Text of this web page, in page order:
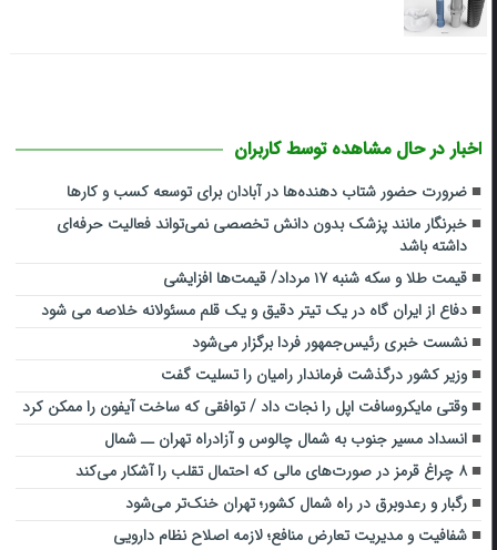
اخبار در حال مشاهده توسط کاربران
ضرورت حضور شتاب ‌دهنده‌ها در آبادان برای توسعه کسب‌ و کارها
خبرنگار مانند پزشک بدون دانش تخصصی نمی‌تواند فعالیت حرفه‌ای
داشته باشد
قیمت طلا و سکه شنبه ۱۷ مرداد/ قیمت‌ها افزایشی
دفاع از ایران گاه در یک تیتر دقیق و یک قلم مسئولانه خلاصه می شود
نشست خبری رئیس‌جمهور فردا برگزار می‌شود
وزیر کشور درگذشت فرماندار رامیان را تسلیت گفت
وقتی مایکروسافت اپل را نجات داد / توافقی که ساخت آیفون را ممکن کرد
انسداد مسیر جنوب به شمال چالوس و آزادراه تهران ــ شمال
۸ چراغ قرمز در صورت‌های مالی که احتمال تقلب را آشکار می‌کند
رگبار و رعدوبرق در راه شمال کشور؛ تهران خنک‌تر می‌شود
شفافیت و مدیریت تعارض منافع؛ لازمه اصلاح نظام دارویی